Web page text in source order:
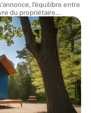
l'équilibre entre
du propriétaire…